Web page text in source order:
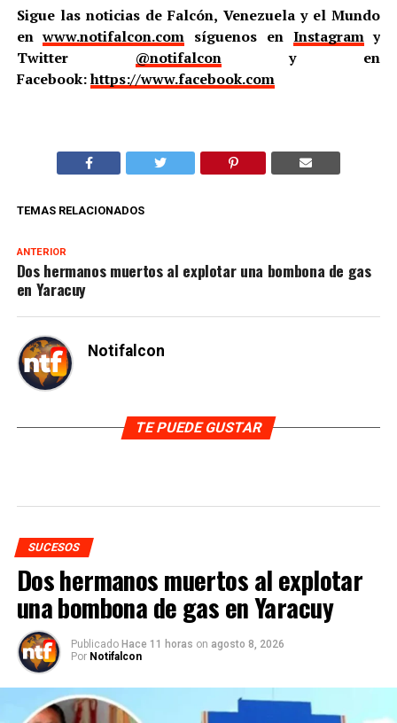
Sigue las noticias de Falcón, Venezuela y el Mundo
enwww.notifalcon.com síguenos en Instagramy
Twitter @notifalcony en
Facebook:https://www.facebook.com
TEMAS RELACIONADOS
ANTERIOR
Dos hermanos muertos al explotar una bombona de gas
en Yaracuy
Notifalcon
TE PUEDE GUSTAR
SUCESOS
Dos hermanos muertos al explotar
una bombona de gas en Yaracuy
Publicado Hace 11 horas on agosto 8, 2026
Por Notifalcon